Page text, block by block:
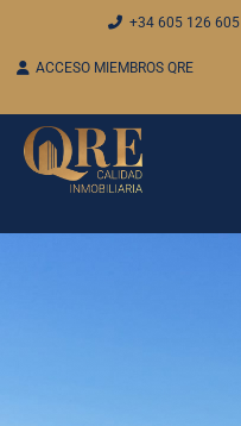
+34 605 126 605
ACCESO MIEMBROS QRE